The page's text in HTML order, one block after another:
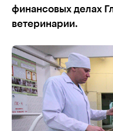
финансовых делах
ветеринарии.